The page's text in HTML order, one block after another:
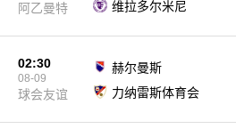
阿乙曼特 维拉多尔米尼
02:30
08-09
球会友谊
赫尔曼斯
力纳雷斯体育会